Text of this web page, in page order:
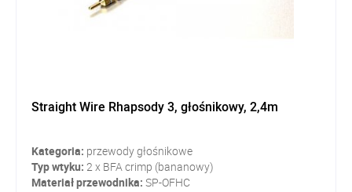
Straight Wire Rhapsody 3, głośnikowy, 2,4m
Kategoria: przewody głośnikowe
Typ wtyku: 2 x BFA crimp (bananowy)
Materiał przewodnika: SP-OFHC